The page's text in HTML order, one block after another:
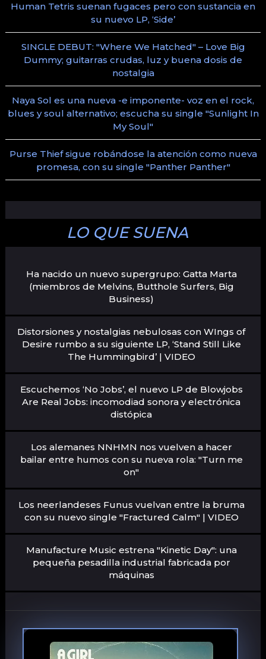
Human Tetris suenan fugaces pero con sustancia en
su nuevo LP, ‘Side’
SINGLE DEBUT: "Where We Hatched" – Love Big
Dummy; guitarras crudas, luz y buena dosis de
nostalgia
Naya Sol es una nueva -e imponente- voz en el rock,
blues y soul alternativo; escucha su single "Sunlight In
My Soul"
Purse Thief sigue robándose la atención como nueva
promesa, con su single "Panther Panther"
LO QUE SUENA
Ha nacido un nuevo supergrupo: Gatta Marta
(miembros de Melvins, Butthole Surfers, Big
Business)
Distorsiones y nostalgias nebulosas con WIngs of
Desire rumbo a su siguiente LP, ‘Stand Still Like
The Hummingbird’ | VIDEO
Escuchemos ‘No Jobs’, el nuevo LP de Blowjobs
Are Real Jobs: incomodiad sonora y electrónica
distópica
Los alemanes NNHMN nos vuelven a hacer
bailar entre humos con su nueva rola: "Turn me
on"
Los neerlandeses Funus vuelvan entre la bruma
con su nuevo single "Fractured Calm" | VIDEO
Manufacture Music estrena "Kinetic Day": una
pequeña pesadilla industrial fabricada por
máquinas